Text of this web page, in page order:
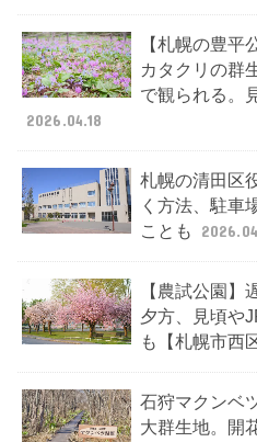
【札幌の豊平
カタクリの群
で観られる。
2026.04.18
札幌の清田区
く方法、駐車
ことも
【農試公園】
夕方、見頃や
も【札幌市西
石狩マクンベ
大群生地。開